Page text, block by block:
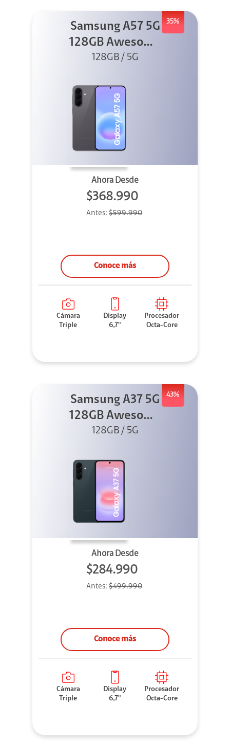
35%
Samsung A57 5G
128GB Awesome
Gray
128GB / 5G
Ahora Desde
$368.990
Antes: $599.990
Conoce más
Cámara
Triple
Display
6,7"
Procesador
Octa-Core
43%
Samsung A37 5G
128GB Awesome
Graygreen
128GB / 5G
Ahora Desde
$284.990
Antes: $499.990
Conoce más
Cámara
Triple
Display
6,7"
Procesador
Octa-Core